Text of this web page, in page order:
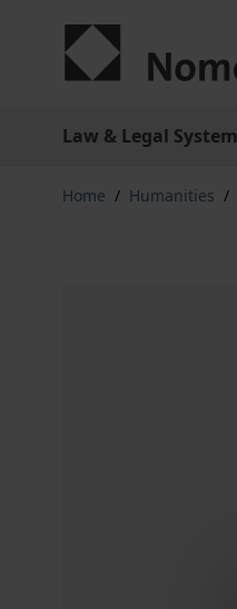
Law & Legal System
Home / Humanities /